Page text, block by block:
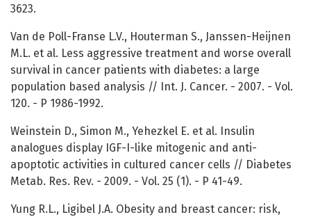
3623.
Van de Poll-Franse L.V., Houterman S., Janssen-Heijnen
M.L. et al. Less aggressive treatment and worse overall
survival in cancer patients with diabetes: a large
population based analysis // Int. J. Cancer. - 2007. - Vol.
120. - P 1986-1992.
Weinstein D., Simon M., Yehezkel E. et al. Insulin
analogues display IGF-I-like mitogenic and anti-
apoptotic activities in cultured cancer cells // Diabetes
Metab. Res. Rev. - 2009. - Vol. 25 (1). - P 41-49.
Yung R.L., Ligibel J.A. Obesity and breast cancer: risk,